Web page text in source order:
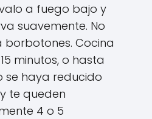
a fuego bajo y
suavemente. No
borbotones. Cocina
minutos, o hasta
se haya reducido
te queden
4 o 5